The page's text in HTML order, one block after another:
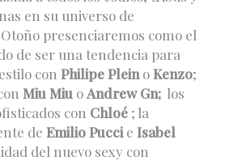
en su universo de
presenciaremos como el
de ser una tendencia para
con Philipe PleinoKenzo;
Miu Miu oAndrew Gn;los
con Chloé; la
de Emilio Puccie Isabel
del nuevo sexy con